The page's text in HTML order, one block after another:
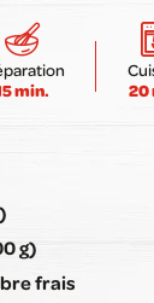
mon avis
min. 20
g)
frais